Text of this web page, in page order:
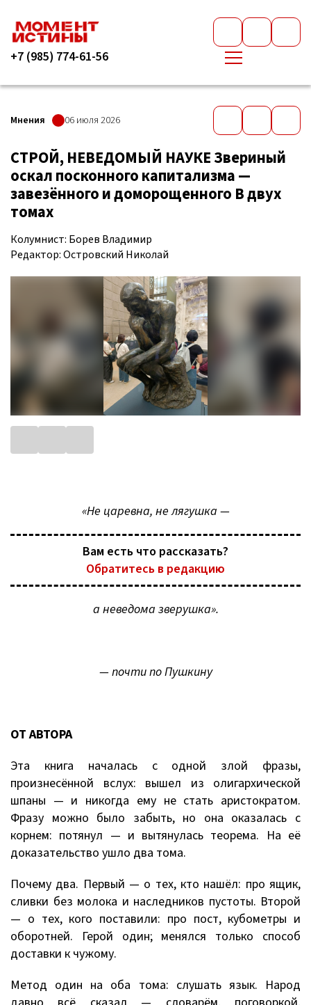
+7 (985) 774-61-56
Мнения 06 июля 2026
СТРОЙ, НЕВЕДОМЫЙ НАУКЕ Звериный
оскал посконного капитализма —
завезённого и доморощенного В двух
томах
Колумнист: Борев Владимир
Редактор: Островский Николай
«Не царевна, не лягушка —
а неведома зверушка».
— почти по Пушкину
ОТ АВТОРА
Эта книга началась с одной злой фразы,
произнесённой вслух: вышел из олигархической
шпаны — и никогда ему не стать аристократом.
Фразу можно было забыть, но она оказалась с
корнем: потянул — и вытянулась теорема. На её
доказательство ушло два тома.
Почему два. Первый — о тех, кто нашёл: про ящик,
сливки без молока и наследников пустоты. Второй
— о тех, кого поставили: про пост, кубометры и
оборотней. Герой один; менялся только способ
доставки к чужому.
Метод один на оба тома: слушать язык. Народ
Вам есть что рассказать?
Обратитесь в редакцию